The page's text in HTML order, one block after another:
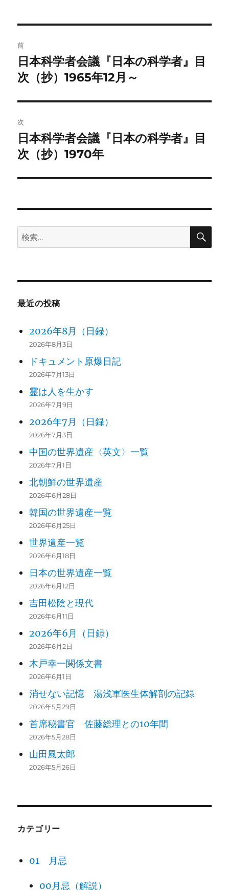
稿
ナ
ビ
ゲ
ー
シ
ン
前
前
の
稿:
日本科学者会議『日本の科学者』目
次（抄）1965年12月～
次
次
の
稿:
日本科学者会議『日本の科学者』目
次（抄）1970年
検
索:
検
最近の投稿
2026年8月（日録）
2026年8月3日
ドキュメント原爆日記
2026年7月13日
霊は人を生かす
2026年7月9日
2026年7月（日録）
2026年7月3日
中国の世界遺産〈英文〉一覧
2026年7月1日
北朝鮮の世界遺産
2026年6月28日
韓国の世界遺産一覧
2026年6月25日
世界遺産一覧
2026年6月18日
日本の世界遺産一覧
2026年6月12日
吉田松陰と現代
2026年6月11日
2026年6月（日録）
2026年6月2日
木戸幸一関係文書
2026年6月1日
消せない記憶 湯浅軍医生体解剖の記録
2026年5月29日
首席秘書官 佐藤総理との10年間
2026年5月28日
山田風太郎
2026年5月26日
カテゴリー
01 月忌
00月忌（解説）